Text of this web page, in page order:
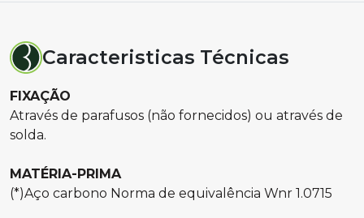
Caracteristicas Técnicas
FIXAÇÃO
Através de parafusos (não fornecidos) ou através de
solda.
MATÉRIA-PRIMA
(*)Aço carbono Norma de equivalência Wnr 1.0715